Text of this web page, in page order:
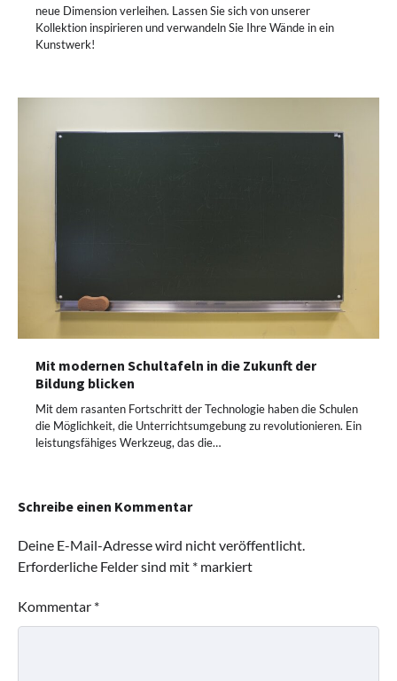
neue Dimension verleihen. Lassen Sie sich von unserer
Kollektion inspirieren und verwandeln Sie Ihre Wände in ein
Kunstwerk!
Mit modernen Schultafeln in die Zukunft der
Bildung blicken
Mit dem rasanten Fortschritt der Technologie haben die Schulen
die Möglichkeit, die Unterrichtsumgebung zu revolutionieren. Ein
leistungsfähiges Werkzeug, das die…
Schreibe einen Kommentar
Deine E-Mail-Adresse wird nicht veröffentlicht.
Erforderliche Felder sind mit * markiert
Kommentar *